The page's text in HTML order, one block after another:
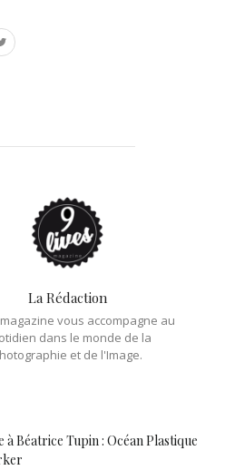
La Rédaction
vous accompagne au
dans le monde de la
et de l'Image.
à Béatrice Tupin : Océan Plastique